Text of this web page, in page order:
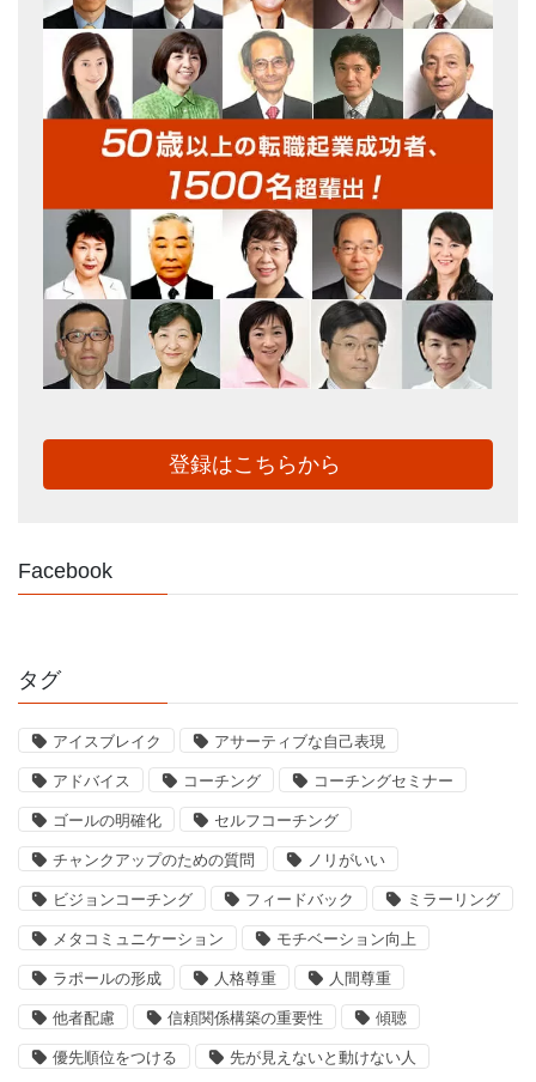
登録はこちらから
Facebook
タグ
アイスブレイク アサーティブな自己表現
アドバイス コーチング コーチングセミナー
ゴールの明確化 セルフコーチング
チャンクアップのための質問 ノリがいい
ビジョンコーチング フィードバック ミラーリング
メタコミュニケーション モチベーション向上
ラポールの形成 人格尊重 人間尊重
他者配慮 信頼関係構築の重要性 傾聴
優先順位をつける 先が見えないと動けない人